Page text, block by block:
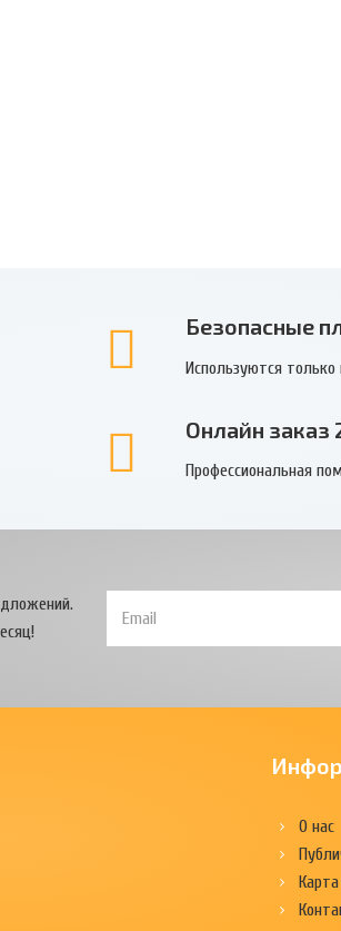
Безопасные
Используются
Онлайн заказ
Профессиональная
О нас